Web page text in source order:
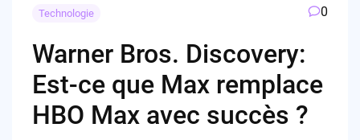
Technologie 0
Warner Bros. Discovery:
Est-ce que Max remplace
HBO Max avec succès ?